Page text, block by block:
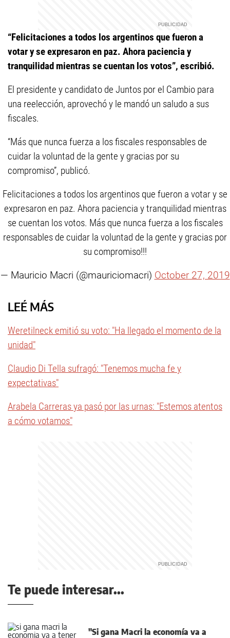
“Felicitaciones a todos los argentinos que fueron a
votar y se expresaron en paz. Ahora paciencia y
tranquilidad mientras se cuentan los votos”, escribió.
El presidente y candidato de Juntos por el Cambio para
una reelección, aprovechó y le mandó un saludo a sus
fiscales.
“Más que nunca fuerza a los fiscales responsables de
cuidar la voluntad de la gente y gracias por su
compromiso”, publicó.
Felicitaciones a todos los argentinos que fueron a votar y se
expresaron en paz. Ahora paciencia y tranquilidad mientras
se cuentan los votos. Más que nunca fuerza a los fiscales
responsables de cuidar la voluntad de la gente y gracias por
su compromiso!!!
— Mauricio Macri (@mauriciomacri) October 27, 2019
LEÉ MÁS
Weretilneck emitió su voto: "Ha llegado el momento de la
unidad"
Claudio Di Tella sufragó: "Tenemos mucha fe y
expectativas"
Arabela Carreras ya pasó por las urnas: "Estemos atentos
a cómo votamos"
Te puede interesar...
"Si gana Macri la economía va a